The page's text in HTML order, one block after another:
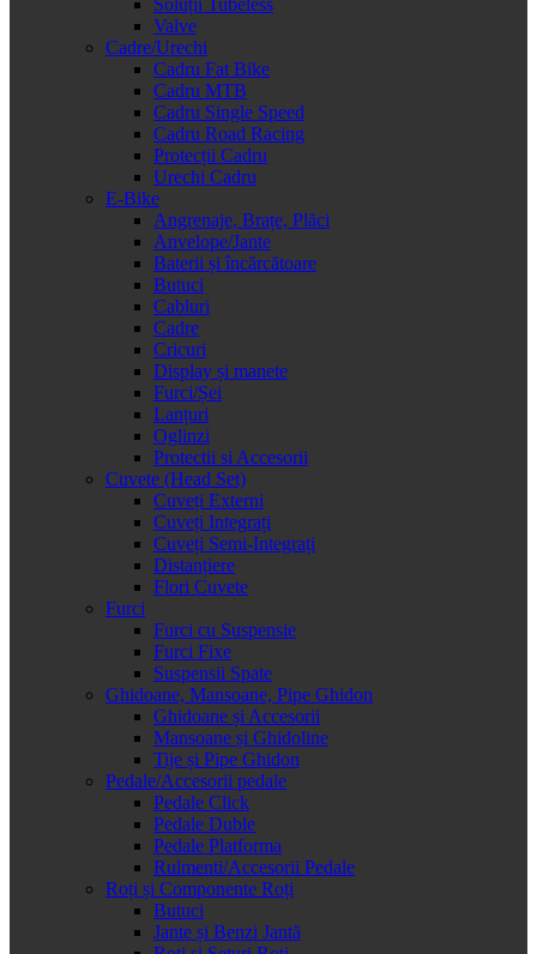
Valve
Cadre/Urechi
Cadru Fat Bike
Cadru MTB
Cadru Single Speed
Cadru Road Racing
Protecții Cadru
Urechi Cadru
E-Bike
Angrenaje, Brațe, Plăci
Anvelope/Jante
Baterii și încărcătoare
Butuci
Cabluri
Cadre
Cricuri
Display și manete
Furci/Șei
Lanțuri
Oglinzi
Protectii si Accesorii
Cuvete (Head Set)
Cuveți Externi
Cuveți Integrați
Cuveți Semi-Integrați
Distanțiere
Flori Cuvete
Furci
Furci cu Suspensie
Furci Fixe
Suspensii Spate
Ghidoane, Mansoane, Pipe Ghidon
Ghidoane și Accesorii
Mansoane și Ghidoline
Tije și Pipe Ghidon
Pedale/Accesorii pedale
Pedale Click
Pedale Duble
Pedale Platforma
Rulmenti/Accesorii Pedale
Roți și Componente Roți
Butuci
Jante și Benzi Jantă